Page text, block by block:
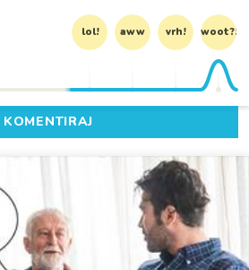
lol! aww vrh! woot?!
KOMENTIRAJ